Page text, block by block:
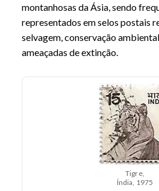
montanhosas da Ásia, sendo
representados em selos postais
selvagem, conservação
ameaçadas de extinção.
Tigre,
Índia, 1975